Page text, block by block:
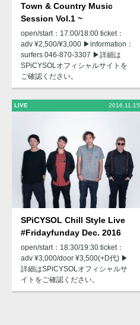
Town & Country Music
Session Vol.1 ~
open/start：17:00/18:00 ticket：
adv ¥2,500/¥3,000 ▶︎information：
surfers 046-870-3307 ▶︎詳細は
SPiCYSOLオフィシャルサイトを
ご確認ください。
LIVE 2016.11.15
SPiCYSOL Chill Style Live
#Fridayfunday Dec. 2016
open/start：18:30/19:30 ticket：
adv ¥3,000/door ¥3,500(+D代) ▶︎
詳細はSPiCYSOLオフィシャルサ
イトをご確認ください。